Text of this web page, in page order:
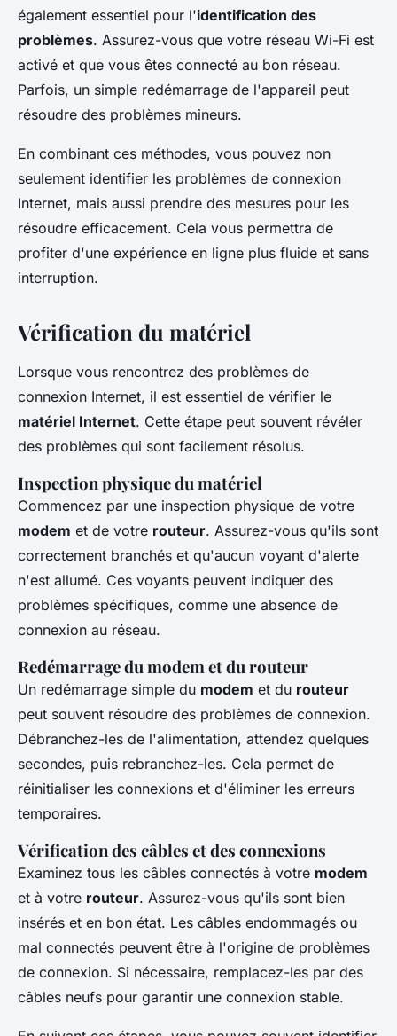
également essentiel pour l'identification des
problèmes. Assurez-vous que votre réseau Wi-Fi est
activé et que vous êtes connecté au bon réseau.
Parfois, un simple redémarrage de l'appareil peut
résoudre des problèmes mineurs.
En combinant ces méthodes, vous pouvez non
seulement identifier les problèmes de connexion
Internet, mais aussi prendre des mesures pour les
résoudre efficacement. Cela vous permettra de
profiter d'une expérience en ligne plus fluide et sans
interruption.
Vérification du matériel
Lorsque vous rencontrez des problèmes de
connexion Internet, il est essentiel de vérifier le
matériel Internet. Cette étape peut souvent révéler
des problèmes qui sont facilement résolus.
Inspection physique du matériel
Commencez par une inspection physique de votre
modem et de votre routeur. Assurez-vous qu'ils sont
correctement branchés et qu'aucun voyant d'alerte
n'est allumé. Ces voyants peuvent indiquer des
problèmes spécifiques, comme une absence de
connexion au réseau.
Redémarrage du modem et du routeur
Un redémarrage simple du modem et du routeur
peut souvent résoudre des problèmes de connexion.
Débranchez-les de l'alimentation, attendez quelques
secondes, puis rebranchez-les. Cela permet de
réinitialiser les connexions et d'éliminer les erreurs
temporaires.
Vérification des câbles et des connexions
Examinez tous les câbles connectés à votre modem
et à votre routeur. Assurez-vous qu'ils sont bien
insérés et en bon état. Les câbles endommagés ou
mal connectés peuvent être à l'origine de problèmes
de connexion. Si nécessaire, remplacez-les par des
câbles neufs pour garantir une connexion stable.